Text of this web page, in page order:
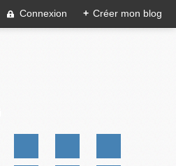
Connexion + Créer mon blog